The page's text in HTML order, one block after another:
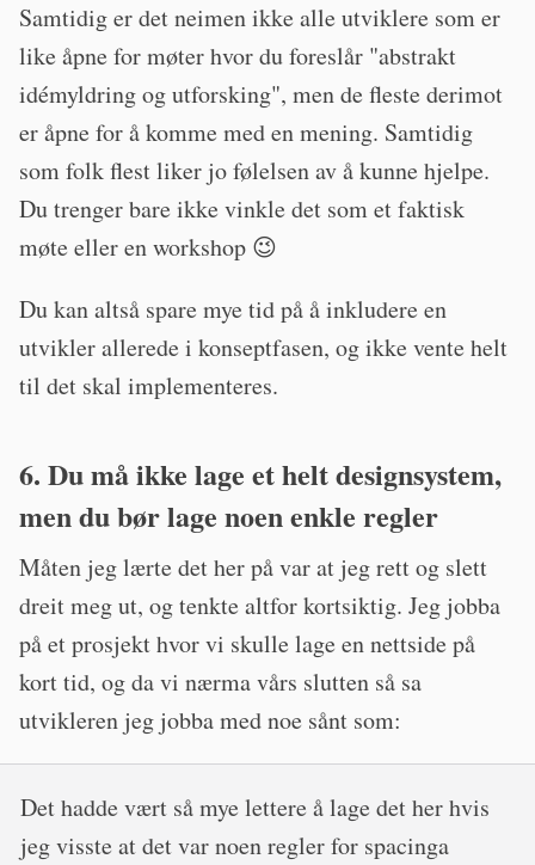
Samtidig er det neimen ikke alle utviklere som er
like åpne for møter hvor du foreslår "abstrakt
idémyldring og utforsking", men de fleste derimot
er åpne for å komme med en mening. Samtidig
som folk flest liker jo følelsen av å kunne hjelpe.
Du trenger bare ikke vinkle det som et faktisk
møte eller en workshop 😉
Du kan altså spare mye tid på å inkludere en
utvikler allerede i konseptfasen, og ikke vente helt
til det skal implementeres.
6. Du må ikke lage et helt designsystem,
men du bør lage noen enkle regler
Måten jeg lærte det her på var at jeg rett og slett
dreit meg ut, og tenkte altfor kortsiktig. Jeg jobba
på et prosjekt hvor vi skulle lage en nettside på
kort tid, og da vi nærma vårs slutten så sa
utvikleren jeg jobba med noe sånt som:
Det hadde vært så mye lettere å lage det her hvis
jeg visste at det var noen regler for spacinga